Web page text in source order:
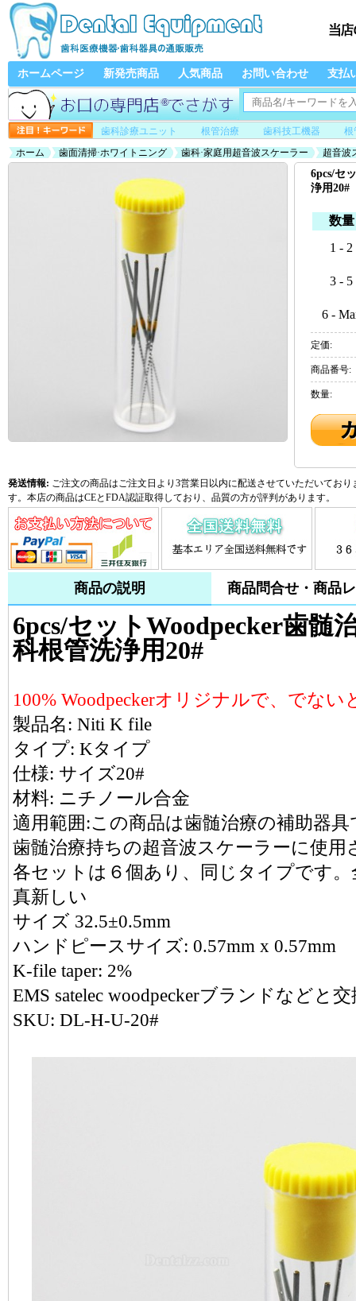
ホームページ 新発売商品 人気商品 お問い合わせ 支払
歯科診療ユニット 根管治療 歯科技工機器
根
ホーム
歯面清掃·ホワイトニング 歯科·家庭用超音波スケーラー
超音波
6pcs/セ
浄用20#
数量
1 - 2
3 - 5
6 -
定価:
商品番号:
数量:
発送情報: ご注文の商品はご注文日より3営業日以内に配送させていただいてお
す。本店の商品はCEとFDA認証取得しており、品質の方が評判があります。
商品の説明 商品問合せ・商品
6pcs/セットWoodpecker歯髄
科根管洗浄用20#
100% Woodpeckerオリジナルで、でない
製品名: Niti K file
タイプ: Kタイプ
仕様: サイズ20#
材料: ニチノール合金
適用範囲:この商品は歯髄治療の補助器具
歯髄治療持ちの超音波スケーラーに使用
各セットは６個あり、同じタイプです
真新しい
サイズ 32.5±0.5mm
ハンドピースサイズ: 0.57mm x 0.57mm
K-file taper: 2%
EMS satelec woodpeckerブランドなどと
SKU: DL-H-U-20#